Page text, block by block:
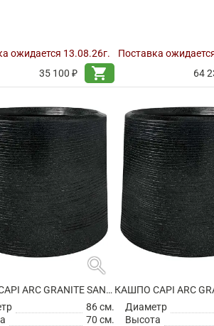
ожидается 13.08.26г.
35 100 ₽
shopping_cart
Поставка
64
search
КАШПО CAPI ARC GRANITE SANDBAG MEDIUM BLACK
86 см.
70 см.
Диаметр
Высота